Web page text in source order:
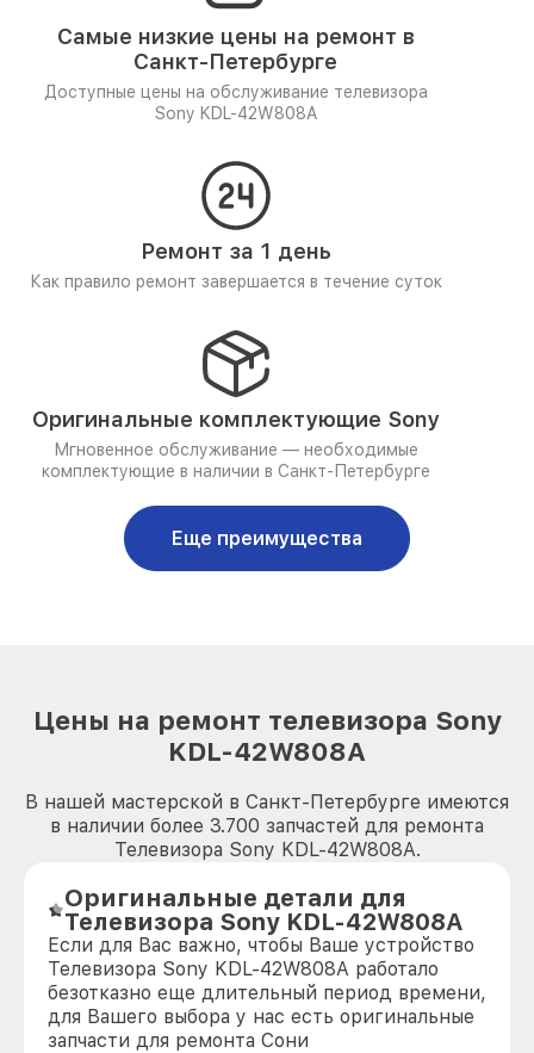
Самые низкие цены на ремонт в
Санкт-Петербурге
Доступные цены на обслуживание телевизора
Sony KDL-42W808A
Ремонт за 1 день
Как правило ремонт завершается в течение суток
Оригинальные комплектующие Sony
Мгновенное обслуживание — необходимые
комплектующие в наличии в Санкт-Петербурге
Еще преимущества
Цены на ремонт телевизора Sony
KDL-42W808A
В нашей мастерской в Санкт-Петербурге имеются
в наличии более 3.700 запчастей для ремонта
Телевизора Sony KDL-42W808A.
Оригинальные детали для
Телевизора Sony KDL-42W808A
Если для Вас важно, чтобы Ваше устройство
Телевизора Sony KDL-42W808A работало
безотказно еще длительный период времени,
для Вашего выбора у нас есть оригинальные
запчасти для ремонта Сони